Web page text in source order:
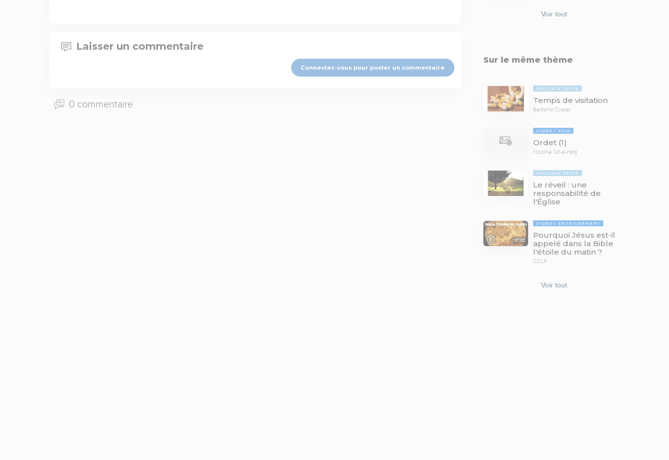
Laisser un commentaire
Connectez-vous pour poster un commentaire
0 commentaire
Voir tout
Sur le même thème
MESSAGE TEXTE
Temps de visitation
Bertrand Colpier
VIDÉO FILM
Ordet (1)
Nordine Sid-el-hadj
MESSAGE TEXTE
Le réveil : une
responsabilité de
l'Église
07:02
VIDÉO ENSEIGNEMENT
Pourquoi Jésus est-il
appelé dans la Bible
l'étoile du matin ?
CDLR
Voir tout